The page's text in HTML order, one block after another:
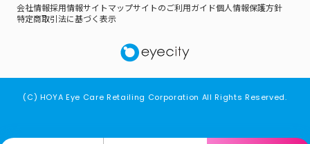
会社情報採用情報サイトマップサイトのご利用ガイド個人情報保護方針
特定商取引法に基づく表示
(C) HOYA Eye Care Retailing Corporation All Rights Reserved.